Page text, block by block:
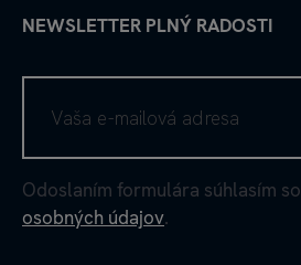
NEWSLETTER PLNÝ RADOSTI
Odoslaním formulára súhlasím so
osobných údajov.